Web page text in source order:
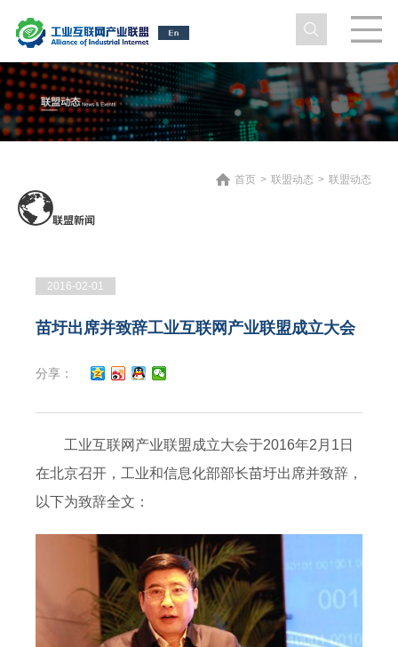
首页 > 联盟动态 > 联盟动态
2016-02-01
苗圩出席并致辞工业互联网产业联盟成立大会
分享：
工业互联网产业联盟成立大会于2016年2月1日
在北京召开，工业和信息化部部长苗圩出席并致辞，
以下为致辞全文：